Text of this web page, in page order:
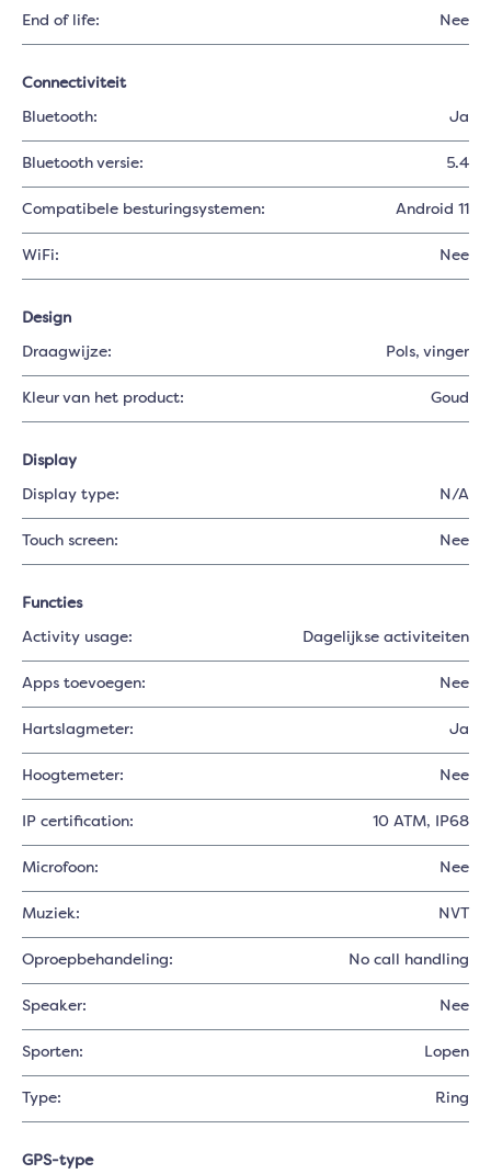
End of life: Nee
Connectiviteit
Bluetooth: Ja
Bluetooth versie: 5.4
Compatibele besturingsystemen: Android 11
WiFi: Nee
Design
Draagwijze: Pols, vinger
Kleur van het product: Goud
Display
Display type: N/A
Touch screen: Nee
Functies
Activity usage: Dagelijkse activiteiten
Apps toevoegen: Nee
Hartslagmeter: Ja
Hoogtemeter: Nee
IP certification: 10 ATM, IP68
Microfoon: Nee
Muziek: NVT
Oproepbehandeling: No call handling
Speaker: Nee
Sporten: Lopen
Type: Ring
GPS-type